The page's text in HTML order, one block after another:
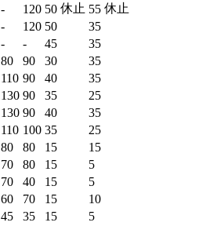
休止 休止
- 120 50
55
- 120 50
35
- - 45
35
80 90 30
35
110 90 40
35
130 90 35
25
130 90 40
35
110 100 35
25
80 80 15
15
70 80 15
5
70 40 15
5
60 70 15
10
45 35 15 5